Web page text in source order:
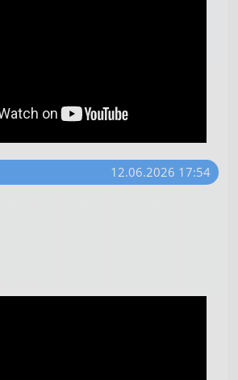
12.06.2026 17:54